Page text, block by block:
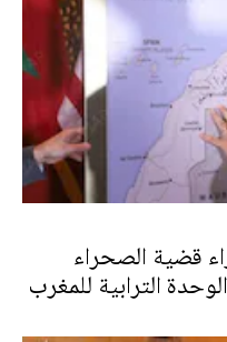
قضية الصحراء
الترابية للمغرب